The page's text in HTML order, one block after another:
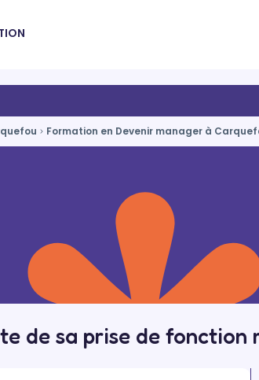
Formation en Devenir manager à
de sa prise de